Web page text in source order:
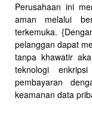
Perusahaan ini
aman melalui
terkemuka.
pelanggan dapat
tanpa khawatir
teknologi
pembayaran
keamanan data